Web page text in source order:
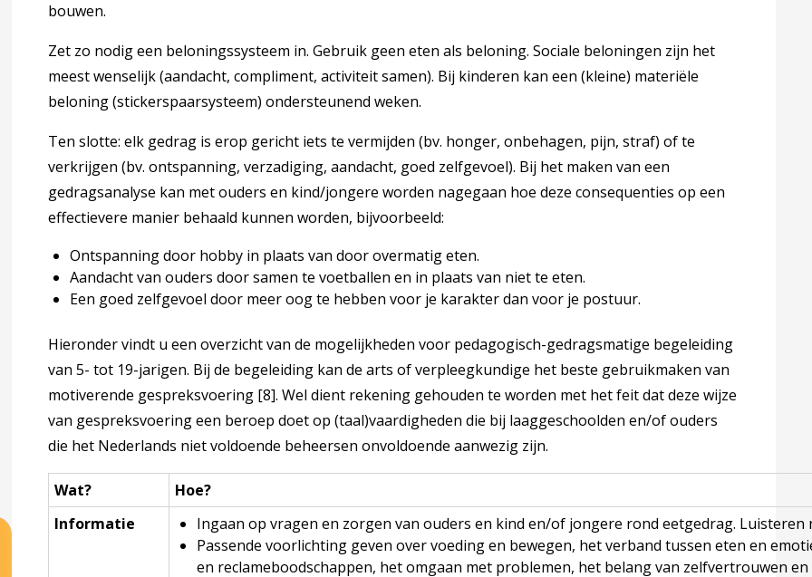
bij (verdenking op) problemen 0-1 jaar
1 jaar
jaar
bij (verdenking op) problemen 1-4 jaar
jaar
(verdenking op) problemen 5-19 jaar
bouwen.
Zet zo nodig een beloningssysteem in. Gebruik geen eten als beloning. Sociale beloningen zijn het
meest wenselijk (aandacht, compliment, activiteit samen). Bij kinderen kan een (kleine) materiële
beloning (stickerspaarsysteem) ondersteunend weken.
Ten slotte: elk gedrag is erop gericht iets te vermijden (bv. honger, onbehagen, pijn, straf) of te
verkrijgen (bv. ontspanning, verzadiging, aandacht, goed zelfgevoel). Bij het maken van een
gedragsanalyse kan met ouders en kind/jongere worden nagegaan hoe deze consequenties op een
effectievere manier behaald kunnen worden, bijvoorbeeld:
Ontspanning door hobby in plaats van door overmatig eten.
Aandacht van ouders door samen te voetballen en in plaats van niet te eten.
Een goed zelfgevoel door meer oog te hebben voor je karakter dan voor je postuur.
Hieronder vindt u een overzicht van de mogelijkheden voor pedagogisch-gedragsmatige begeleiding
van 5- tot 19-jarigen. Bij de begeleiding kan de arts of verpleegkundige het beste gebruikmaken van
motiverende gespreksvoering [8]. Wel dient rekening gehouden te worden met het feit dat deze wijze
van gespreksvoering een beroep doet op (taal)vaardigheden die bij laaggeschoolden en/of ouders
die het Nederlands niet voldoende beheersen onvoldoende aanwezig zijn.
Wat?
Hoe?
Informatie
Ingaan op vragen en zorgen van ouders en kind en/of jongere rond eetgedrag. Luisteren
Passende voorlichting geven over voeding en bewegen, het verband tussen eten en
en reclameboodschappen, het omgaan met problemen, het belang van zelfvertrouwen